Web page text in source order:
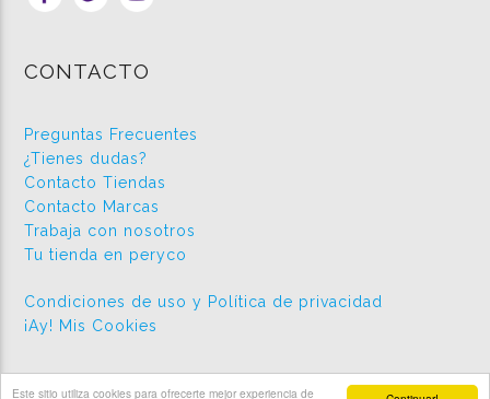
Este sitio utiliza cookies para ofrecerte mejor experiencia de
CONTACTO
Preguntas Frecuentes
¿Tienes dudas?
Contacto Tiendas
Contacto Marcas
Trabaja con nosotros
Tu tienda en peryco
Condiciones de uso y Política de privacidad
¡Ay! Mis Cookies